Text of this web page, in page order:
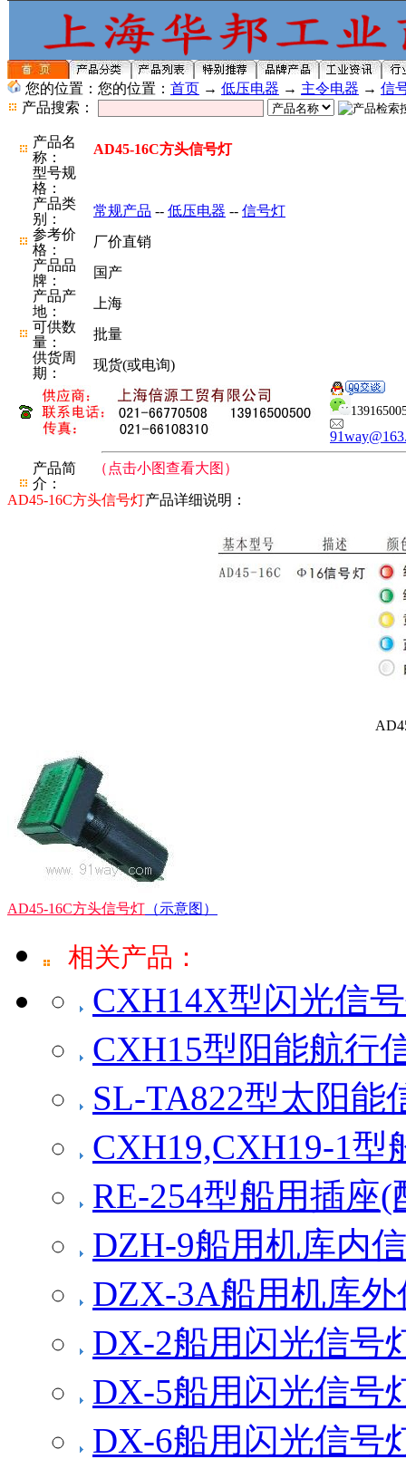
您的位置：您的位置： 首页 → 低压电器 → 主令电器 → 信
产品搜索：
产品名
称：
AD45-16C方头信号灯
型号规
格：
产品类
别：
常规产品 -- 低压电器 -- 信号灯
参考价
格：
厂价直销
产品品
牌：
国产
产品产
地：
上海
可供数
量：
批量
供货周
期：
现货(或电询)
产品简
介：
（点击小图查看大图）
AD45-16C方头信号灯产品详细说明：
AD45-16C方头信号灯 （示意图）
相关产品：
CXH14X型闪光信
CXH15型阳能航行
SL-TA822型太阳能
CXH19,CXH19-1型
RE-254型船用插座
DZH-9船用机库内
DZX-3A船用机库
DX-2船用闪光信号
DX-5船用闪光信号
DX-6船用闪光信号